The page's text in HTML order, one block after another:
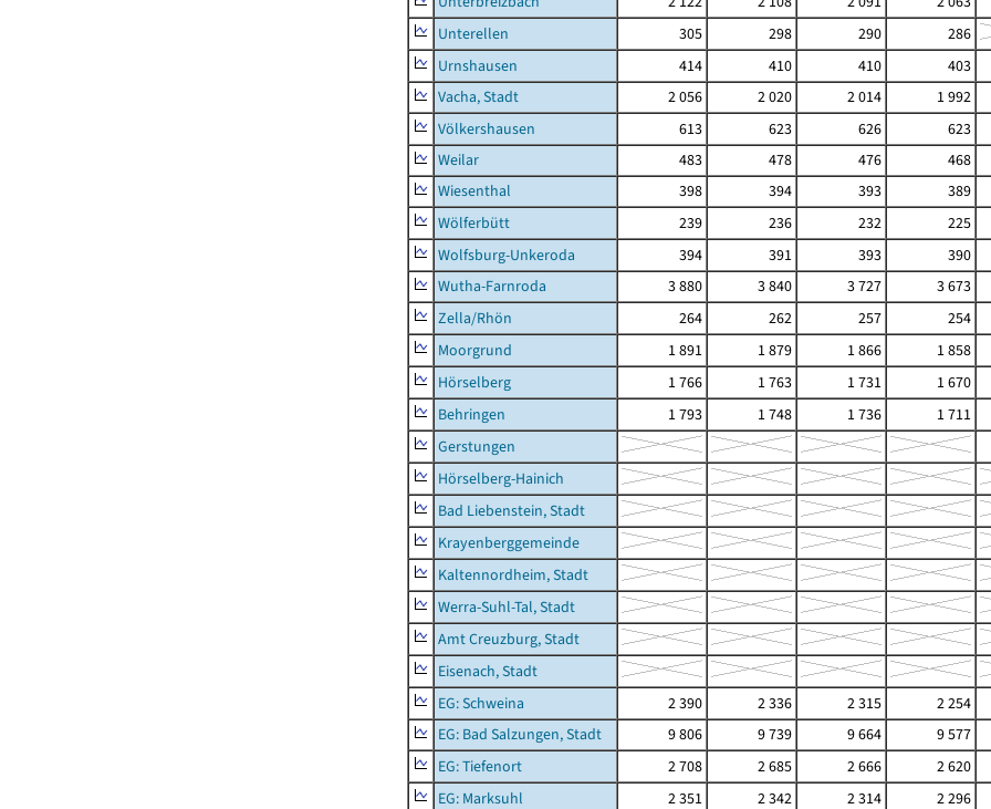
Unterellen
305 298 290
286
Urnshausen
414 410 410 403
Vacha, Stadt
2 056 2 020 2 014 1 992
Völkershausen
613 623 626 623
Weilar
483 478 476 468
Wiesenthal
398 394 393 389
Wölferbütt
239 236 232 225
Wolfsburg-Unkeroda
394 391 393 390
Wutha-Farnroda
3 880 3 840 3 727 3 673
Zella/Rhön
264 262 257 254
Moorgrund
1 891 1 879 1 866 1 858
Hörselberg
1 766 1 763 1 731 1 670
Behringen
1 793 1 748 1 736 1 711
Gerstungen
Hörselberg-Hainich
Bad Liebenstein, Stadt
Krayenberggemeinde
Kaltennordheim, Stadt
Werra-Suhl-Tal, Stadt
Amt Creuzburg, Stadt
Eisenach, Stadt
EG: Schweina
2 390 2 336 2 315 2 254
EG: Bad Salzungen, Stadt
9 806 9 739 9 664 9 577
EG: Tiefenort
2 708 2 685 2 666 2 620
EG: Marksuhl
2 351 2 342 2 314 2 296